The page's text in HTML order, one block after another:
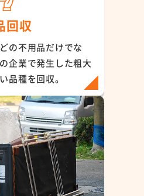
回収
の不用品だけでな
企業で発生した粗大
品種を回収。